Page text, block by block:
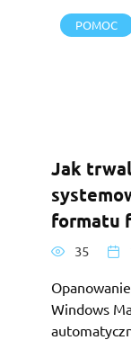
POMOC
Jak
formatu
35
Windows